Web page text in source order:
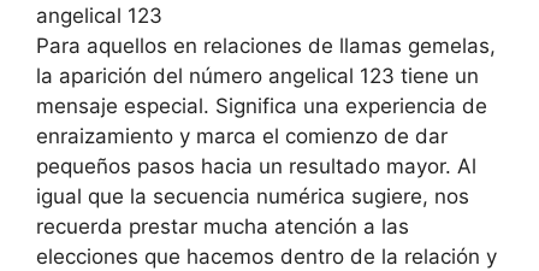
angelical 123
Para aquellos en relaciones de llamas gemelas,
la aparición del número angelical 123 tiene un
mensaje especial. Significa una experiencia de
enraizamiento y marca el comienzo de dar
pequeños pasos hacia un resultado mayor. Al
igual que la secuencia numérica sugiere, nos
recuerda prestar mucha atención a las
elecciones que hacemos dentro de la relación y